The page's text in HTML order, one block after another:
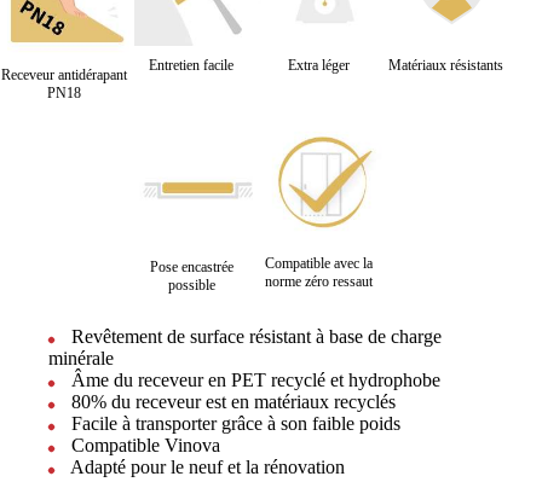
Receveur antidérapant
PN18
Entretien facile Extra léger Matériaux résistants
Pose encastrée
possible
Compatible avec la
norme zéro ressaut
Revêtement de surface résistant à base de charge
minérale
Âme du receveur en PET recyclé et hydrophobe
80% du receveur est en matériaux recyclés
Facile à transporter grâce à son faible poids
Compatible Vinova
Adapté pour le neuf et la rénovation